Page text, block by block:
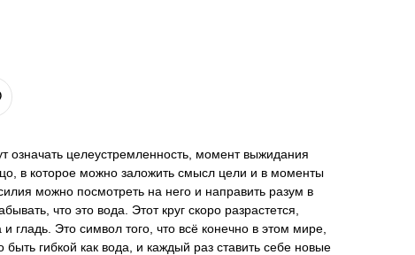
означать целеустремленность, момент выжидания
в которое можно заложить смысл цели и в моменты
можно посмотреть на него и направить разум в
что это вода. Этот круг скоро разрастется,
гладь. Это символ того, что всё конечно в этом мире,
гибкой как вода, и каждый раз ставить себе новые